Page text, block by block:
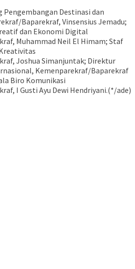
Pengembangan Destinasi dan
Baparekraf, Vinsensius Jemadu;
dan Ekonomi Digital
Muhammad Neil El Himam; Staf
Joshua Simanjuntak; Direktur
Kemenparekraf/Baparekraf
Biro Komunikasi
I Gusti Ayu Dewi Hendriyani.(*/ade)